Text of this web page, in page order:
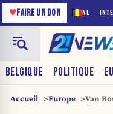
NL
♥FAIRE UN DON
BELGIQUE POLITIQUE
Accueil Europe
Van